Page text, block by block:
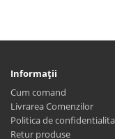
Informaţii
Cum comand
Livrarea Comenzilor
Politica de
Retur produse